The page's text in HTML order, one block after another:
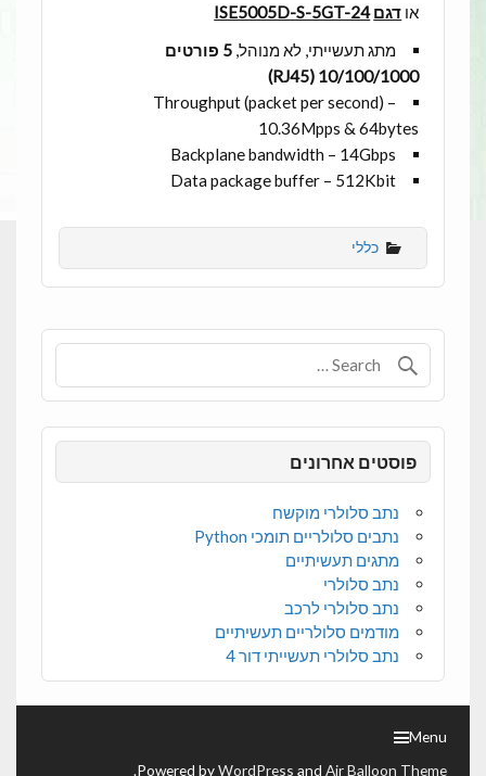
או דגם ISE5005D-S-5GT-24
מתג תעשייתי, לא מנוהל,
5 פורטים
10/100/1000
(RJ45)
Throughput (packet per second) –
10.36Mpps & 64bytes
Backplane bandwidth – 14Gbps
Data package buffer – 512Kbit
כללי
פוסטים אחרונים
נתב סלולרי מוקשח
נתבים סלולריים תומכי Python
מתגים תעשיתיים
נתב סלולרי
נתב סלולרי לרכב
מודמים סלולריים תעשיתיים
נתב סלולרי תעשייתי דור 4
Menu
Powered byWordPress and Air Balloon Theme
.